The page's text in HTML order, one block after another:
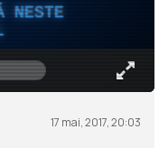
NESTE
17 mai, 2017, 20:03